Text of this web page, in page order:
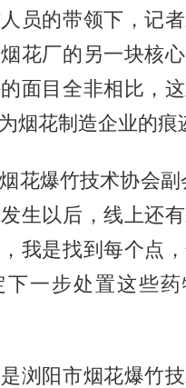
的带领下，记者
花厂的另一块核心
面目全非相比，
烟花制造企业的痕
爆竹技术协会副
生以后，线上还
我是找到每个点
下一步处置这些药
阳市烟花爆竹技